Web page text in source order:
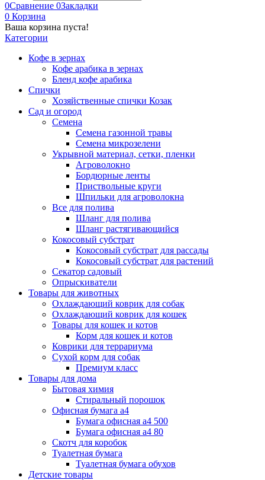
0Сравнение 0Закладки
0 Корзина
Ваша корзина пуста!
Категории
Кофе в зернах
Кофе арабика в зернах
Бленд кофе арабика
Спички
Хозяйственные спички Козак
Сад и огород
Семена
Семена газонной травы
Семена микрозелени
Укрывной материал, сетки, пленки
Агроволокно
Бордюрные ленты
Приствольные круги
Шпильки для агроволокна
Все для полива
Шланг для полива
Шланг растягивающийся
Кокосовый субстрат
Кокосовый субстрат для рассады
Кокосовый субстрат для растений
Секатор садовый
Опрыскиватели
Товары для животных
Охлаждающий коврик для собак
Охлаждающий коврик для кошек
Товары для кошек и котов
Корм для кошек и котов
Коврики для террариума
Сухой корм для собак
Премиум класс
Товары для дома
Бытовая химия
Стиральный порошок
Офисная бумага а4
Бумага офисная а4 500
Бумага офисная а4 80
Скотч для коробок
Туалетная бумага
Туалетная бумага обухов
Детские товары